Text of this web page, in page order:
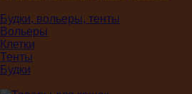
Будки, вольеры, тенты
Вольеры
Клетки
Тенты
Будки